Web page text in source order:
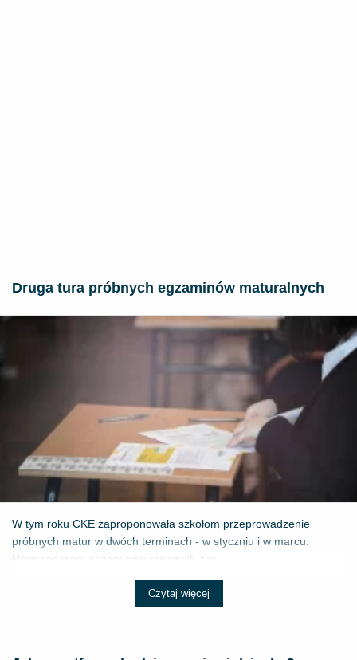
Druga tura próbnych egzaminów maturalnych
W tym roku CKE zaproponowała szkołom przeprowadzenie
próbnych matur w dwóch terminach - w styczniu i w marcu.
Harmonogram egzaminów próbnych zos...
Czytaj więcej